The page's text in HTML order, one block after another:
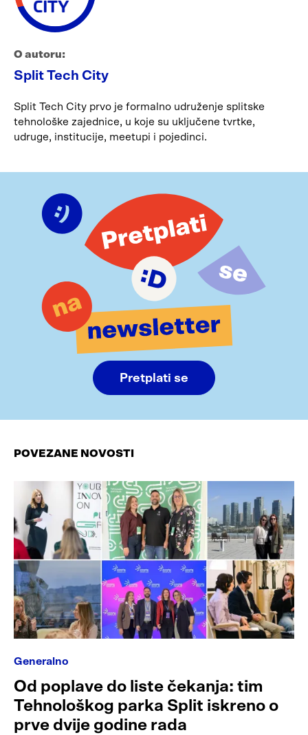
O autoru:
Split Tech City
Split Tech City prvo je formalno udruženje splitske
tehnološke zajednice, u koje su uključene tvrtke,
udruge, institucije, meetupi i pojedinci.
Pretplati se
POVEZANE NOVOSTI
Generalno
Od poplave do liste čekanja: tim
Tehnološkog parka Split iskreno o
prve dvije godine rada